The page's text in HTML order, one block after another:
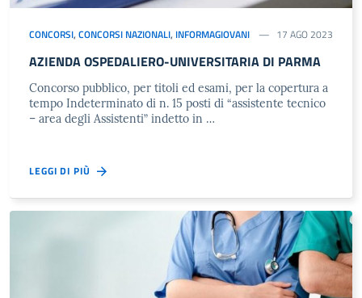
CONCORSI, CONCORSI NAZIONALI, INFORMAGIOVANI 17 AGO 2023
AZIENDA OSPEDALIERO-UNIVERSITARIA DI PARMA
Concorso pubblico, per titoli ed esami, per la copertura a
tempo Indeterminato di n. 15 posti di “assistente tecnico
– area degli Assistenti” indetto in …
LEGGI DI PIÙ